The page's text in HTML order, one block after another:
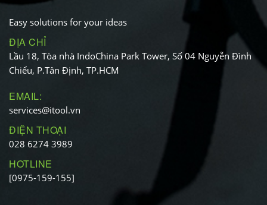
Easy solutions for your ideas
ĐỊA CHỈ
Lầu 18, Tòa nhà IndoChina Park Tower, Số 04 Nguyễn Đình
Chiểu, P.Tân Định, TP.HCM
EMAIL:
services@itool.vn
ĐIỆN THOẠI
028 6274 3989
HOTLINE
[0975-159-155]